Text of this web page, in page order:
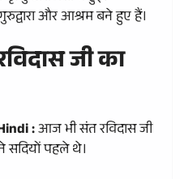
और आश्रम बने हुए हैं।
जी का
:आज भी संत रविदास जी
सदियों पहले थे।